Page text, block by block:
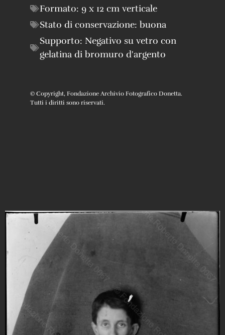
Formato: 9 x 12 cm verticale
Stato di conservazione: buona
Supporto: Negativo su vetro con
gelatina di bromuro d'argento
© Copyright, Fondazione Archivio Fotografico Donetta.
Tutti i diritti sono riservati.